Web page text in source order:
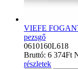
VIEFE
pezsgő
0610160L618
Bruttó: 6 374Ft
részletek